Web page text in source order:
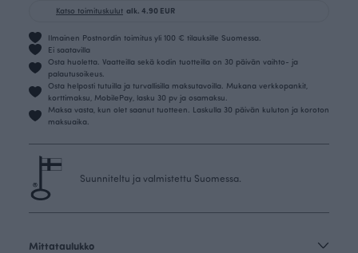
Katso toimituskulut alk. 4.90 EUR
Ilmainen Postnordin toimitus yli 100 € tilauksille Suomessa.
Ei saatavilla
Osta huoletta. Vaatteilla sekä kodin tuotteilla on 30 päivän vaihto- ja
palautusoikeus.
Osta helposti tutuilla ja turvallisilla maksutavoilla. Mukana verkkopankit,
korttimaksu, MobilePay, lasku 30 pv ja osamaksu.
Maksa vasta, kun olet saanut tuotteen. Laskulla 30 päivän kuluton ja koroton
maksuaika.
Suunniteltu ja valmistettu Suomessa.
Mittataulukko